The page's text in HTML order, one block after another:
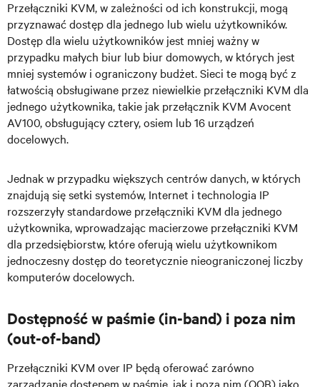
Przełączniki KVM, w zależności od ich konstrukcji, mogą
przyznawać dostęp dla jednego lub wielu użytkowników.
Dostęp dla wielu użytkowników jest mniej ważny w
przypadku małych biur lub biur domowych, w których jest
mniej systemów i ograniczony budżet. Sieci te mogą być z
łatwością obsługiwane przez niewielkie przełączniki KVM dla
jednego użytkownika, takie jak przełącznik KVM Avocent
AV100, obsługujący cztery, osiem lub 16 urządzeń
docelowych.
Jednak w przypadku większych centrów danych, w których
znajdują się setki systemów, Internet i technologia IP
rozszerzyły standardowe przełączniki KVM dla jednego
użytkownika, wprowadzając macierzowe przełączniki KVM
dla przedsiębiorstw, które oferują wielu użytkownikom
jednoczesny dostęp do teoretycznie nieograniczonej liczby
komputerów docelowych.
Dostępność w paśmie (in-band) i poza nim
(out-of-band)
Przełączniki KVM over IP będą oferować zarówno
zarządzanie dostępem w paśmie, jak i poza nim (OOB) jako